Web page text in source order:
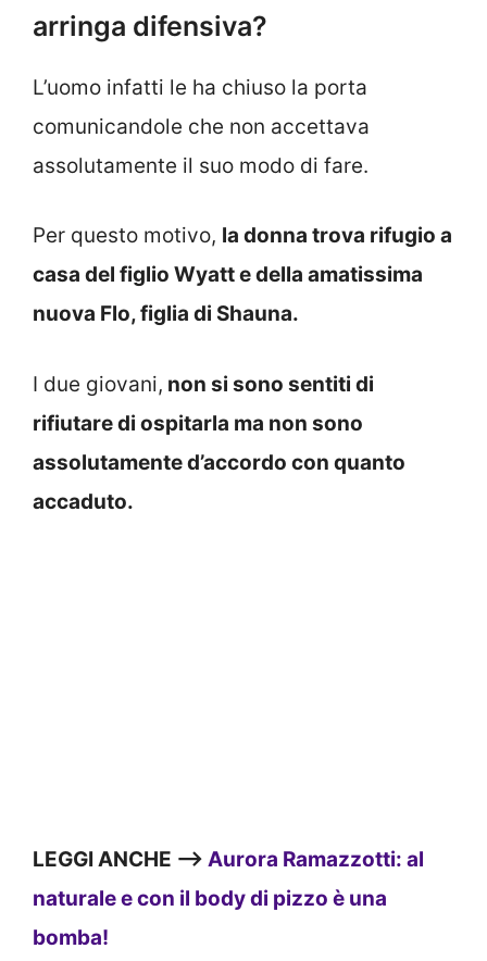
arringa difensiva?
L’uomo infatti le ha chiuso la porta
comunicandole che non accettava
assolutamente il suo modo di fare.
Per questo motivo, la donna trova rifugio a
casa del figlio Wyatt e della amatissima
nuova Flo, figlia di Shauna.
I due giovani, non si sono sentiti di
rifiutare di ospitarla ma non sono
assolutamente d’accordo con quanto
accaduto.
LEGGI ANCHE —> Aurora Ramazzotti: al
naturale e con il body di pizzo è una
bomba!